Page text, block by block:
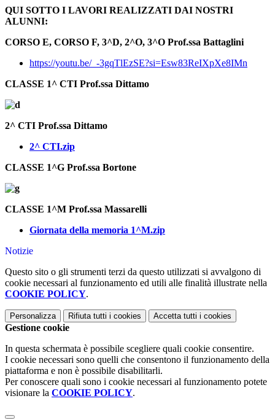
QUI SOTTO I LAVORI REALIZZATI DAI NOSTRI
ALUNNI:
CORSO E, CORSO F, 3^D, 2^O, 3^O Prof.ssa Battaglini
https://youtu.be/_-3gqTlEzSE?si=Esw83ReIXpXe8IMn
CLASSE 1^ CTI Prof.ssa Dittamo
2^ CTI Prof.ssa Dittamo
2^ CTI.zip
CLASSE 1^G Prof.ssa Bortone
CLASSE 1^M Prof.ssa Massarelli
Giornata della memoria 1^M.zip
Notizie
Questo sito o gli strumenti terzi da questo utilizzati si avvalgono di
cookie necessari al funzionamento ed utili alle finalità illustrate nella
COOKIE POLICY.
Personalizza Rifiuta tutti i cookies Accetta tutti i cookies
Gestione cookie
In questa schermata è possibile scegliere quali cookie consentire.
I cookie necessari sono quelli che consentono il funzionamento della
piattaforma e non è possibile disabilitarli.
Per conoscere quali sono i cookie necessari al funzionamento potete
visionare la COOKIE POLICY.